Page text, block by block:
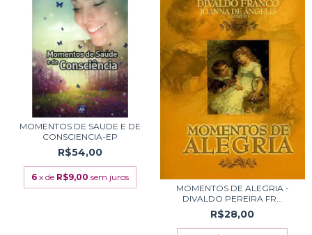
MOMENTOS DE SAUDE E DE
CONSCIENCIA-EP
R$54,00
6 x de R$9,00 sem juros
MOMENTOS DE ALEGRIA -
DIVALDO PEREIRA FR...
R$28,00